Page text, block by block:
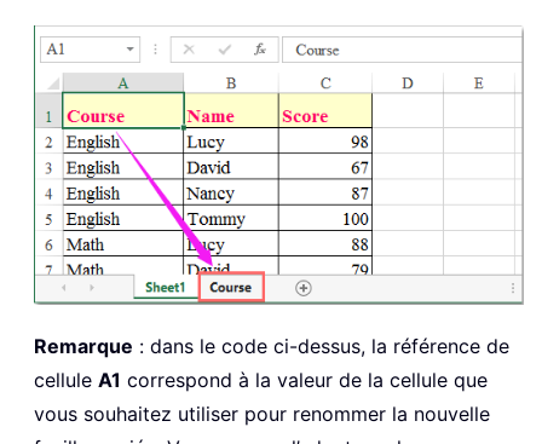
Remarque : dans le code ci-dessus, la référence de
cellule A1 correspond à la valeur de la cellule que
vous souhaitez utiliser pour renommer la nouvelle